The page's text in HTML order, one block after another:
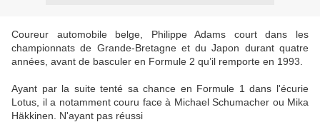
Coureur automobile belge, Philippe Adams court dans les
championnats de Grande-Bretagne et du Japon durant quatre
années, avant de basculer en Formule 2 qu’il remporte en 1993.
Ayant par la suite tenté sa chance en Formule 1 dans l'écurie
Lotus, il a notamment couru face à Michael Schumacher ou Mika
Häkkinen. N'ayant pas réussi